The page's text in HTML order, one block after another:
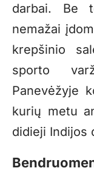
darbai. Be
nemažai
krepšinio
sporto
Panevėžyje
kurių metu
didieji Indijos